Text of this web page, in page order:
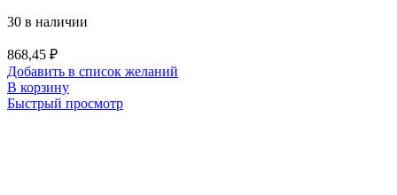
30 в наличии
868,45 ₽
Добавить в список желаний
В корзину
Быстрый просмотр